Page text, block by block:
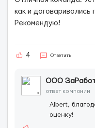
как и договаривались
Рекомендую!
4 Ответить
ООО
ответ компании
Albert,
оценку!